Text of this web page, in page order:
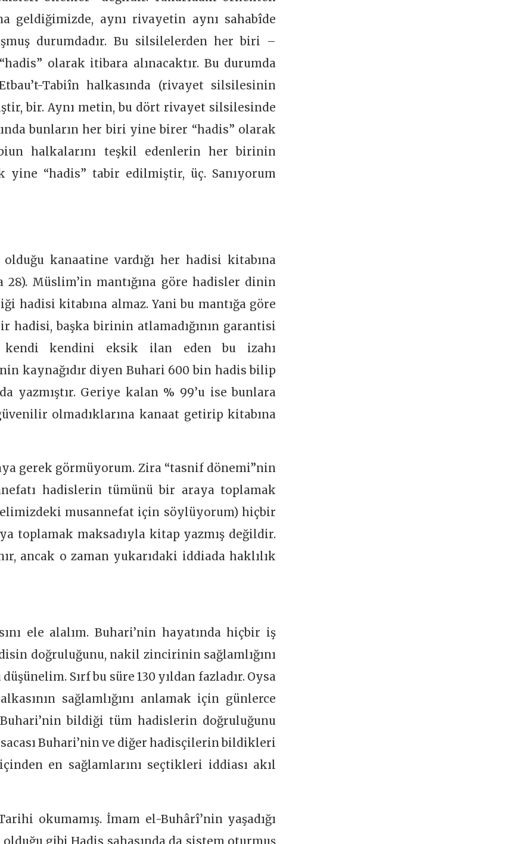
geldiğimizde, aynı rivayetin aynı sahabîde
durumdadır. Bu silsilelerden her biri –
olarak itibara alınacaktır. Bu durumda
Tabiîn halkasında (rivayet silsilesinin
bir. Aynı metin, bu dört rivayet silsilesinde
bunların her biri yine birer “hadis” olarak
halkalarını teşkil edenlerin her birinin
yine “hadis” tabir edilmiştir, üç. Sanıyorum
kanaatine vardığı her hadisi kitabına
28). Müslim’in mantığına göre hadisler dinin
hadisi kitabına almaz. Yani bu mantığa göre
hadisi, başka birinin atlamadığının garantisi
kendi kendini eksik ilan eden bu izahı
kaynağıdır diyen Buhari 600 bin hadis bilip
yazmıştır. Geriye kalan % 99’u ise bunlara
olmadıklarına kanaat getirip kitabına
gerek görmüyorum. Zira “tasnif dönemi”nin
hadislerin tümünü bir araya toplamak
musannefat için söylüyorum) hiçbir
toplamak maksadıyla kitap yazmış değildir.
ancak o zaman yukarıdaki iddiada haklılık
ele alalım. Buhari’nin hayatında hiçbir iş
doğruluğunu, nakil zincirinin sağlamlığını
Sırf bu süre 130 yıldan fazladır. Oysa
sağlamlığını anlamak için günlerce
bildiği tüm hadislerin doğruluğunu
Buhari’nin ve diğer hadisçilerin bildikleri
en sağlamlarını seçtikleri iddiası akıl
okumamış. İmam el-Buhârî’nin yaşadığı